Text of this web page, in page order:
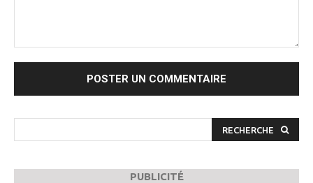
RECHERCHE
PUBLICITÉ